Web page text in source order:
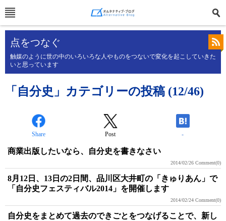
点をつなぐ
触媒のように世の中のいろいろな人やものをつないで変化を起こしていきた
いと思っています
「自分史」カテゴリーの投稿 (12/46)
Share Post -
商業出版したいなら、自分史を書きなさい
2014/02/26 Comment(0)
8月12日、13日の2日間、品川区大井町の「きゅりあん」で
「自分史フェスティバル2014」を開催します
2014/02/24 Comment(0)
自分史をまとめて過去のできごとをつなげることで、新し